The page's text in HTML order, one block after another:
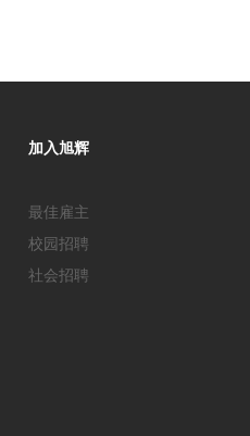
加入旭辉
最佳雇主
校园招聘
社会招聘